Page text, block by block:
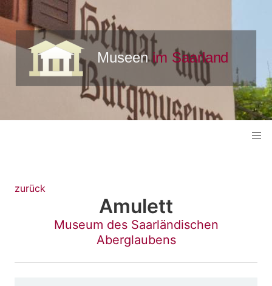
zurück
Amulett
Museum des Saarländischen
Aberglaubens